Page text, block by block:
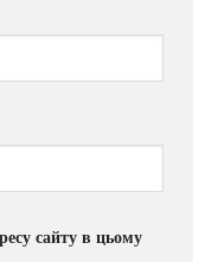
сайту в цьому